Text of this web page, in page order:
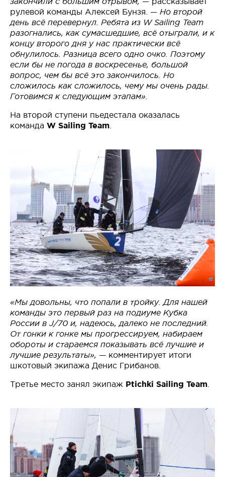
рулевой команды Алексей Бунзя. — Но второй
день всё перевернул. Ребята из W Sailing Team
разогнались, как сумасшедшие, всё отыграли, и к
концу второго дня у нас практически всё
обнулилось. Разница всего одно очко. Поэтому
если бы не погода в воскресенье, большой
вопрос, чем бы всё это закончилось. Но
сложилось как сложилось, чему мы очень рады.
Готовимся к следующим этапам».
На второй ступени пьедестала оказалась
команда W Sailing Team
«Мы довольны, что попали в тройку. Для нашей
команды это первый раз на подиуме Кубка
России в J/70 и, надеюсь, далеко не последний.
От гонки к гонке мы прогрессируем, набираем
обороты и стараемся показывать всё лучшие и
лучшие результаты», — комментирует итоги
шкотовый экипажа Денис Грибанов.
Третье место занял экипаж Ptichki Sailing Team